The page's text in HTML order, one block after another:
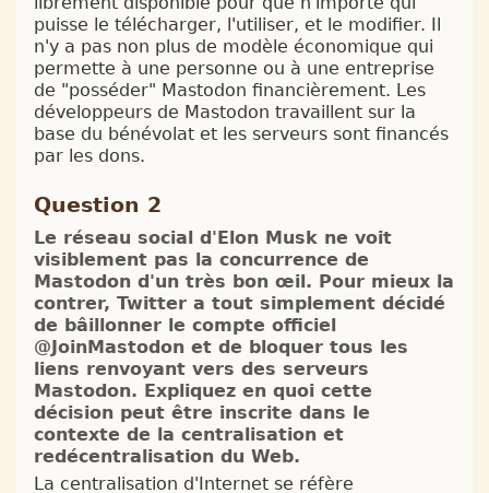
puisse le télécharger, l'utiliser, et le modifier. Il
n'y a pas non plus de modèle économique qui
permette à une personne ou à une entreprise
de "posséder" Mastodon financièrement. Les
développeurs de Mastodon travaillent sur la
base du bénévolat et les serveurs sont financés
par les dons.
Question 2
Le réseau social d'Elon Musk ne voit
visiblement pas la concurrence de
Mastodon d'un très bon œil. Pour mieux la
contrer, Twitter a tout simplement décidé
de bâillonner le compte officiel
@JoinMastodon et de bloquer tous les
liens renvoyant vers des serveurs
Mastodon. Expliquez en quoi cette
décision peut être inscrite dans le
contexte de la centralisation et
redécentralisation du Web.
La centralisation d'Internet se réfère